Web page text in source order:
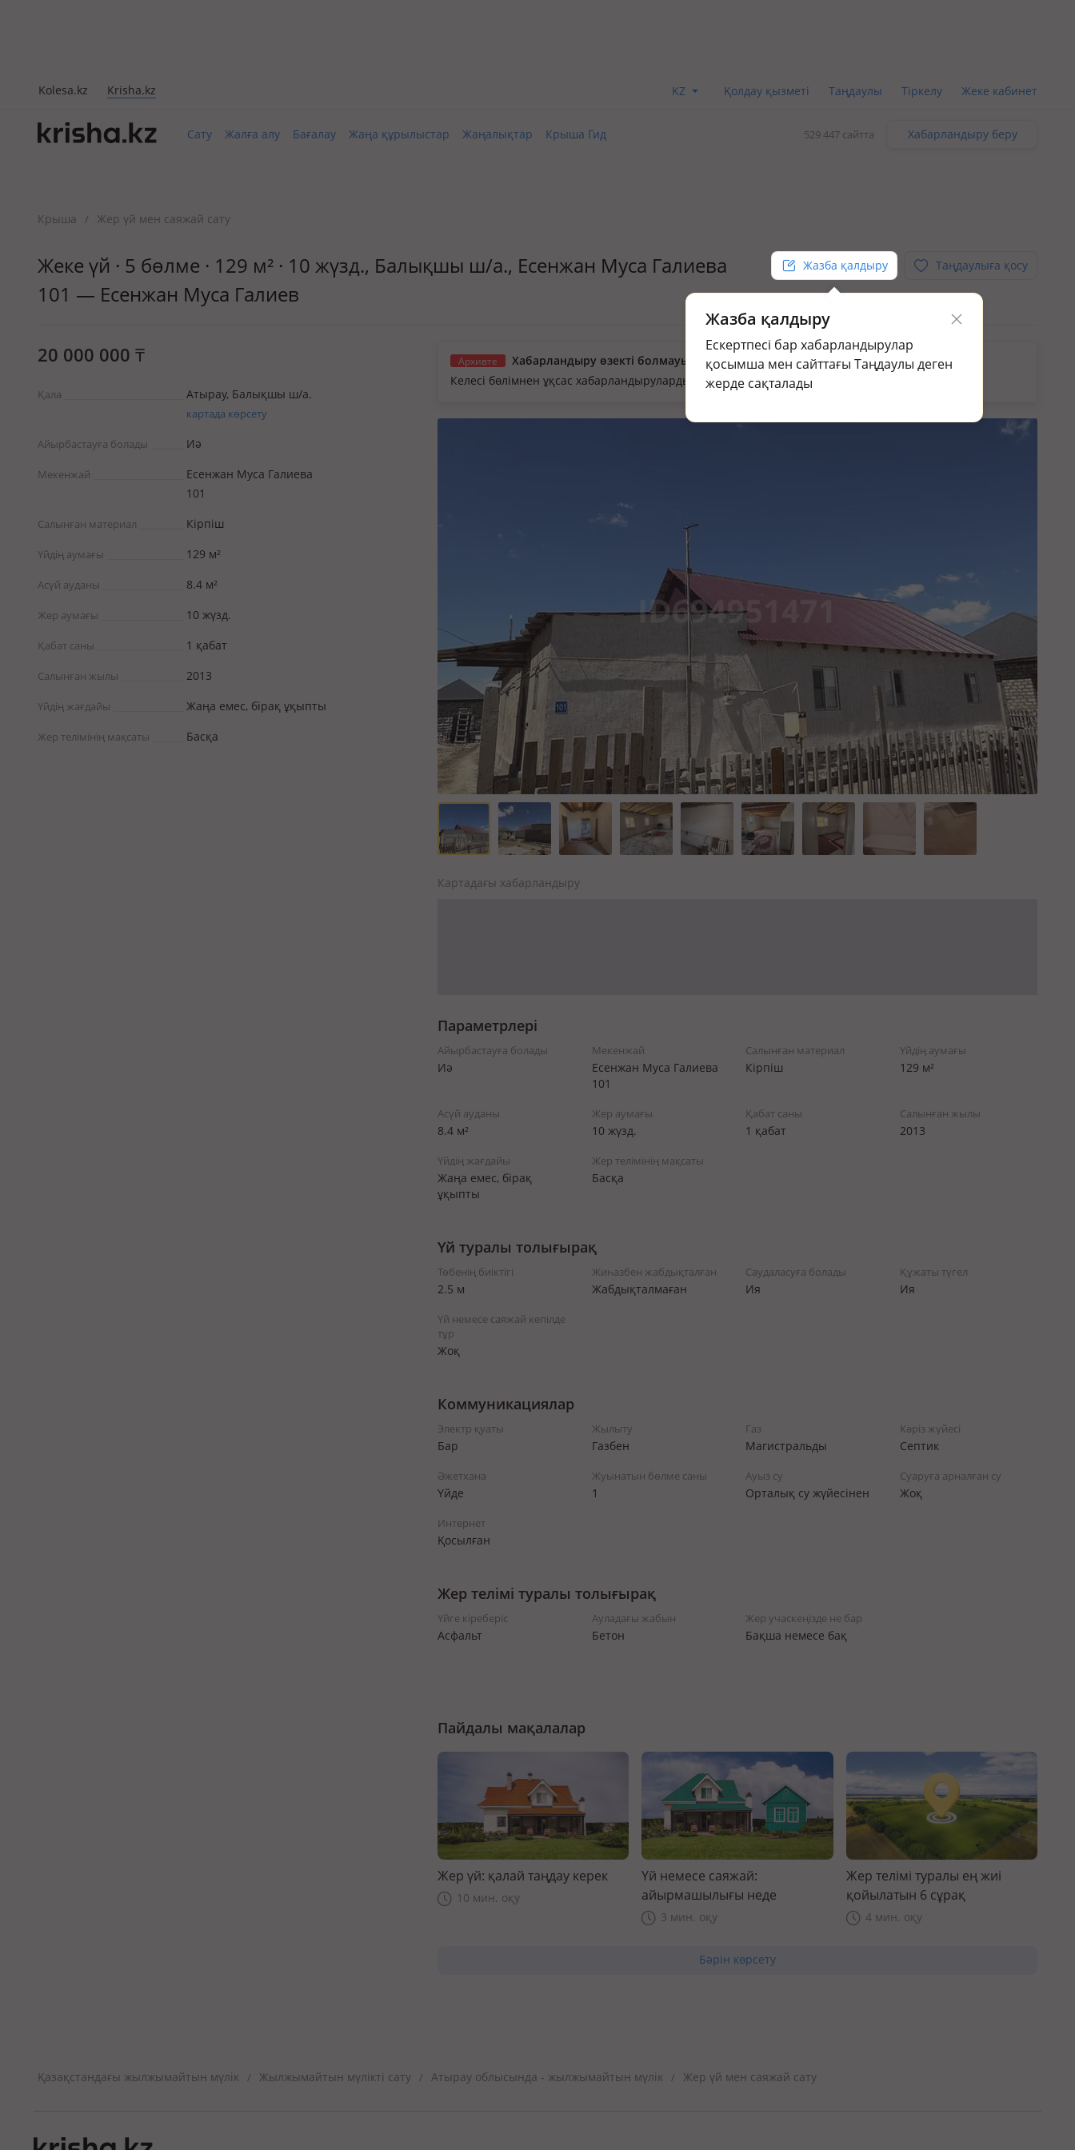
Kolesa.kz Krisha.kz KZ Қолдау қызметі Таңдаулы Тіркелу Жеке кабинет
Сату Жалға алу Бағалау Жаңа құрылыстар Жаңалықтар Крыша Гид 529 447 сайтта Хабарландыру беру
Крыша / Жер үй мен саяжай сату
Жеке үй · 5 бөлме · 129 м² · 10 жүзд., Балықшы ш/а., Есенжан Муса Галиева
101 — Есенжан Муса Галиев
Жазба қалдыру
Жазба қалдыру
Ескертпесі бар хабарландырулар
қосымша мен сайттағы Таңдаулы деген
жерде сақталады
Таңдаулыға қосу
20 000 000 ₸
Қала Атырау, Балықшы ш/а.
картада көрсету
Айырбастауға болады Иә
Мекенжай
Есенжан Муса Галиева
101
Салынған материал Кірпіш
Үйдің аумағы 129 м²
Асүй ауданы 8.4 м²
Жер аумағы 10 жүзд.
Қабат саны 1 қабат
Салынған жылы 2013
Үйдің жағдайы Жаңа емес, бірақ ұқыпты
Жер телімінің мақсаты Басқа
Архивте
Хабарландыру өзекті болмауы мүмкін.
Келесі бөлімнен ұқсас хабарландыруларды қараңыз: Жер үй мен саяжай сату в пгт Балыкши
Картадағы хабарландыру
Параметрлері
Айырбастауға болады
Иә
Мекенжай
Есенжан Муса Галиева
101
Салынған материал
Кірпіш
Үйдің аумағы
129 м²
Асүй ауданы
8.4 м²
Жер аумағы
10 жүзд.
Қабат саны
1 қабат
Салынған жылы
2013
Үйдің жағдайы
Жаңа емес, бірақ
ұқыпты
Жер телімінің мақсаты
Басқа
Үй туралы толығырақ
Төбенің биіктігі
2.5 м
Жиһазбен жабдықталған
Жабдықталмаған
Саудаласуға болады
Ия
Құжаты түгел
Ия
Үй немесе саяжай кепілде
тұр
Жоқ
Коммуникациялар
Электр қуаты
Бар
Жылыту
Газбен
Газ
Магистральды
Кәріз жүйесі
Септик
Әжетхана
Үйде
Жуынатын бөлме саны
1
Ауыз су
Орталық су жүйесінен
Суаруға арналған су
Жоқ
Интернет
Қосылған
Жер телімі туралы толығырақ
Үйге кіреберіс
Асфальт
Ауладағы жабын
Бетон
Жер учаскеңізде не бар
Бақша немесе бақ
Пайдалы мақалалар
Жер үй: қалай таңдау керек
10 мин. оқу
Үй немесе саяжай:
айырмашылығы неде
3 мин. оқу
Жер телімі туралы ең жиі
қойылатын 6 сұрақ
4 мин. оқу
Бәрін көрсету
Қазақстандағы жылжымайтын мүлік / Жылжымайтын мүлікті сату / Атырау облысында - жылжымайтын мүлік / Жер үй мен саяжай сату